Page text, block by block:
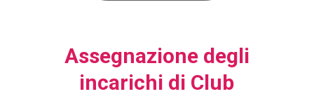
Assegnazione degli
incarichi di Club